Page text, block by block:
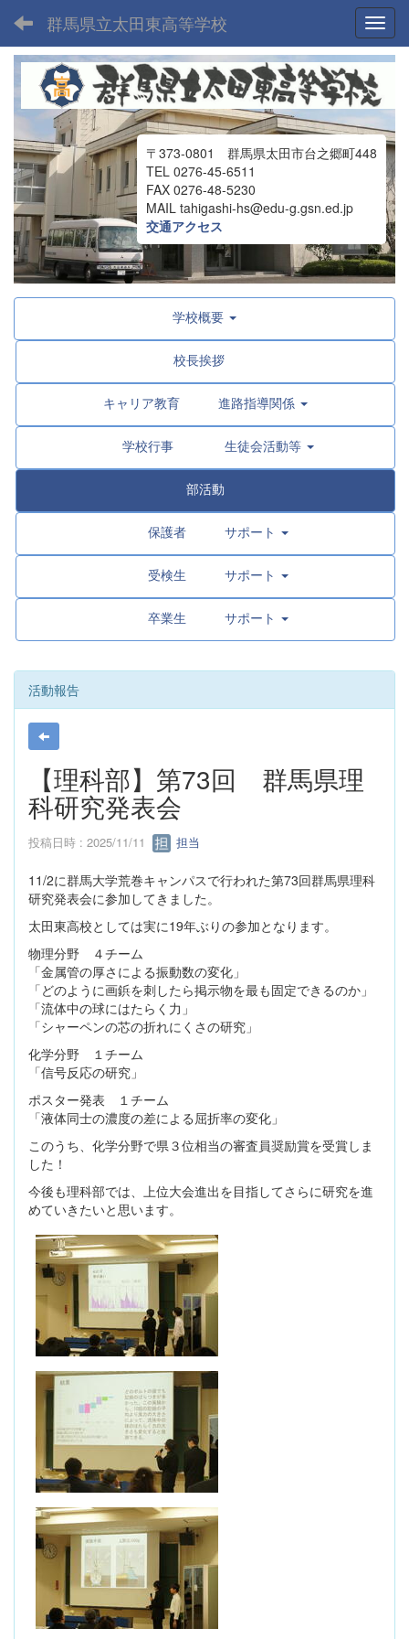
群馬県立太田東高等学校
〒373-0801 群馬県太田市台之郷町448
TEL 0276-45-6511
FAX 0276-48-5230
MAIL tahigashi-hs@edu-g.gsn.ed.jp
交通アクセス
学校概要
校長挨拶
キャリア教育 進路指導関係
学校行事 生徒会活動等
部活動
保護者 サポート
受検生 サポート
卒業生 サポート
活動報告
【理科部】第73回 群馬県理
科研究発表会
投稿日時 : 2025/11/11 担当
11/2に群馬大学荒巻キャンパスで行われた第73回群馬県理科
研究発表会に参加してきました。
太田東高校としては実に19年ぶりの参加となります。
物理分野 ４チーム
「金属管の厚さによる振動数の変化」
「どのように画鋲を刺したら掲示物を最も固定できるのか」
「流体中の球にはたらく力」
「シャーペンの芯の折れにくさの研究」
化学分野 １チーム
「信号反応の研究」
ポスター発表 １チーム
「液体同士の濃度の差による屈折率の変化」
このうち、化学分野で県３位相当の審査員奨励賞を受賞しま
した！
今後も理科部では、上位大会進出を目指してさらに研究を進
めていきたいと思います。